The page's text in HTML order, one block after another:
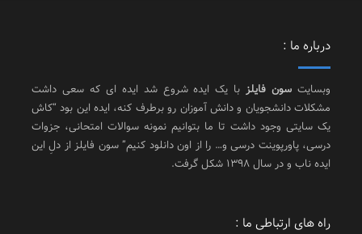
درباره ما :
وبسایت سون فایلزبا یک ایده شروع شد ایده ای که سعی داشت
مشکلات دانشجویان و دانش آموزان رو برطرف کنه، ایده این بود “کاش
یک سایتی وجود داشت تا ما بتوانیم نمونه سوالات امتحانی، جزوات
درسی، پاورپوینت درسی و… را از اون دانلود کنیم” سون فایلز از دلِ این
ایده ناب و در سال 1398 شکل گرفت.
راه های ارتباطی ما :